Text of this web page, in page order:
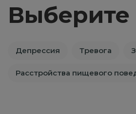
Депрессия Тревога
Расстройства пищевого